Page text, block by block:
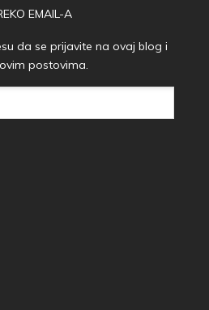
EMAIL-A
da se prijavite na ovaj blog i
postovima.